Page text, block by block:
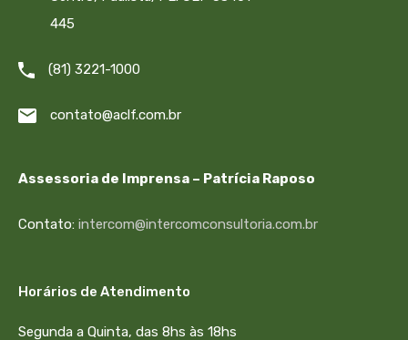
445
(81) 3221-1000
contato@aclf.com.br
Assessoria de Imprensa – Patrícia Raposo
Contato: intercom@intercomconsultoria.com.br
Horários de Atendimento
Segunda a Quinta, das 8hs às 18hs